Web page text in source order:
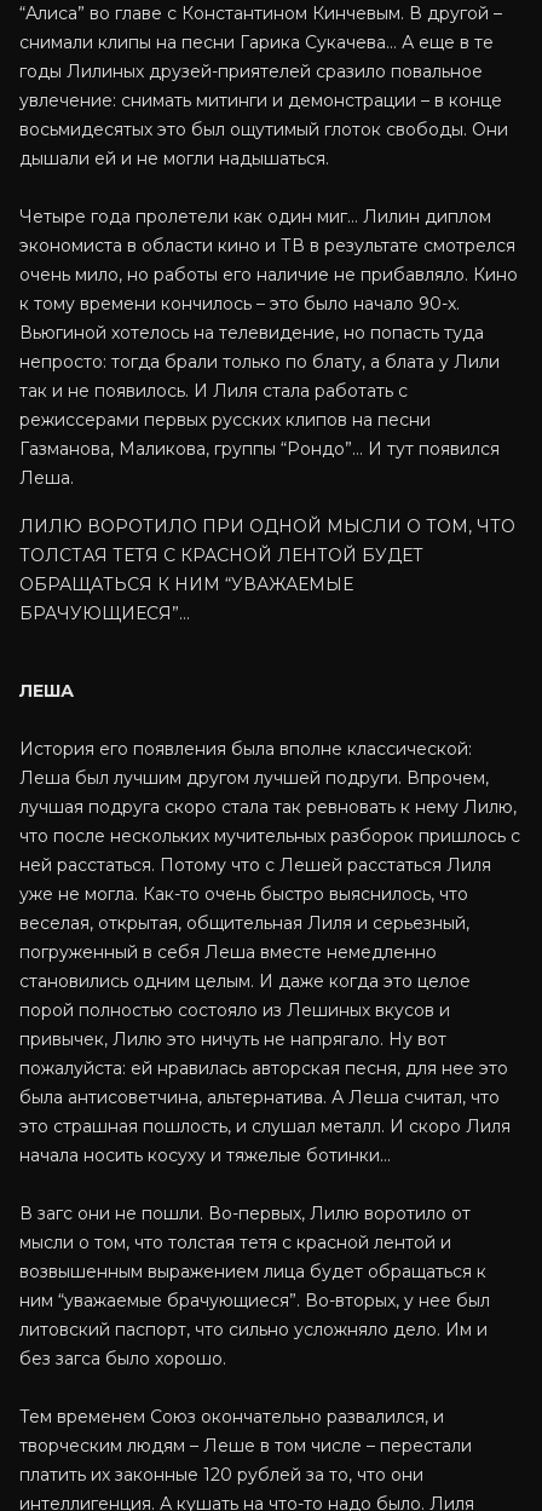
“Алиса” во главе с Константином Кинчевым. В другой –
снимали клипы на песни Гарика Сукачева… А еще в те
годы Лилиных друзей-приятелей сразило повальное
увлечение: снимать митинги и демонстрации – в конце
восьмидесятых это был ощутимый глоток свободы. Они
дышали ей и не могли надышаться.
Четыре года пролетели как один миг… Лилин диплом
экономиста в области кино и ТВ в результате смотрелся
очень мило, но работы его наличие не прибавляло. Кино
к тому времени кончилось – это было начало 90-х.
Вьюгиной хотелось на телевидение, но попасть туда
непросто: тогда брали только по блату, а блата у Лили
так и не появилось. И Лиля стала работать с
режиссерами первых русских клипов на песни
Газманова, Маликова, группы “Рондо”… И тут появился
Леша.
ЛИЛЮ ВОРОТИЛО ПРИ ОДНОЙ МЫСЛИ О ТОМ, ЧТО
ТОЛСТАЯ ТЕТЯ С КРАСНОЙ ЛЕНТОЙ БУДЕТ
ОБРАЩАТЬСЯ К НИМ “УВАЖАЕМЫЕ
БРАЧУЮЩИЕСЯ”…
ЛЕША
История его появления была вполне классической:
Леша был лучшим другом лучшей подруги. Впрочем,
лучшая подруга скоро стала так ревновать к нему Лилю,
что после нескольких мучительных разборок пришлось с
ней расстаться. Потому что с Лешей расстаться Лиля
уже не могла. Как-то очень быстро выяснилось, что
веселая, открытая, общительная Лиля и серьезный,
погруженный в себя Леша вместе немедленно
становились одним целым. И даже когда это целое
порой полностью состояло из Лешиных вкусов и
привычек, Лилю это ничуть не напрягало. Ну вот
пожалуйста: ей нравилась авторская песня, для нее это
была антисоветчина, альтернатива. А Леша считал, что
это страшная пошлость, и слушал металл. И скоро Лиля
начала носить косуху и тяжелые ботинки…
В загс они не пошли. Во-первых, Лилю воротило от
мысли о том, что толстая тетя с красной лентой и
возвышенным выражением лица будет обращаться к
ним “уважаемые брачующиеся”. Во-вторых, у нее был
литовский паспорт, что сильно усложняло дело. Им и
без загса было хорошо.
Тем временем Союз окончательно развалился, и
творческим людям – Леше в том числе – перестали
платить их законные 120 рублей за то, что они
интеллигенция. А кушать на что-то надо было. Лиля